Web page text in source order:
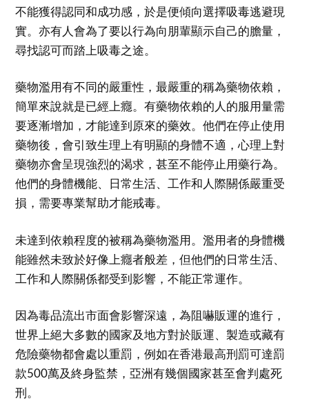
不能獲得認同和成功感，於是便傾向選擇吸毒逃避現
實。亦有人會為了要以行為向朋輩顯示自己的膽量，
尋找認可而踏上吸毒之途。
藥物濫用有不同的嚴重性，最嚴重的稱為藥物依賴，
簡單來說就是已經上癮。有藥物依賴的人的服用量需
要逐漸增加，才能達到原來的藥效。他們在停止使用
藥物後，會引致生理上有明顯的身體不適，心理上對
藥物亦會呈現強烈的渴求，甚至不能停止用藥行為。
他們的身體機能、日常生活、工作和人際關係嚴重受
損，需要專業幫助才能戒毒。
未達到依賴程度的被稱為藥物濫用。濫用者的身體機
能雖然未致於好像上癮者般差，但他們的日常生活、
工作和人際關係都受到影響，不能正常運作。
因為毒品流出市面會影響深遠，為阻嚇販運的進行，
世界上絕大多數的國家及地方對於販運、製造或藏有
危險藥物都會處以重罰，例如在香港最高刑罰可達罰
款500萬及終身監禁，亞洲有幾個國家甚至會判處死
刑。